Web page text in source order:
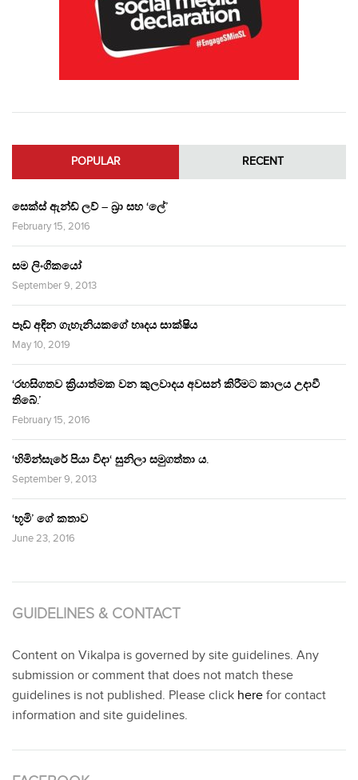
POPULAR RECENT
සෙක්ස් ඇන්ඩ් ලව් – බ්‍රා සහ ‘ලේ’
February 15, 2016
සම ලිංගිකයෝ
September 9, 2013
පෑඩ් අඳින ගැහැනියකගේ හෘදය සාක්ෂිය
May 10, 2019
‘රහසිගතව ක්‍රියාත්මක වන කුලවාදය අවසන් කිරීමට කාලය උදාවී
තිබේ.’
February 15, 2016
‘හිමින්සැරේ පියා විදා‘ සුනිලා සමුගත්තා ය.
September 9, 2013
‘භූමි’ ගේ කතාව
June 23, 2016
GUIDELINES & CONTACT
Content on Vikalpa is governed by site guidelines. Any
submission or comment that does not match these
guidelines is not published. Please click here for contact
information and site guidelines.